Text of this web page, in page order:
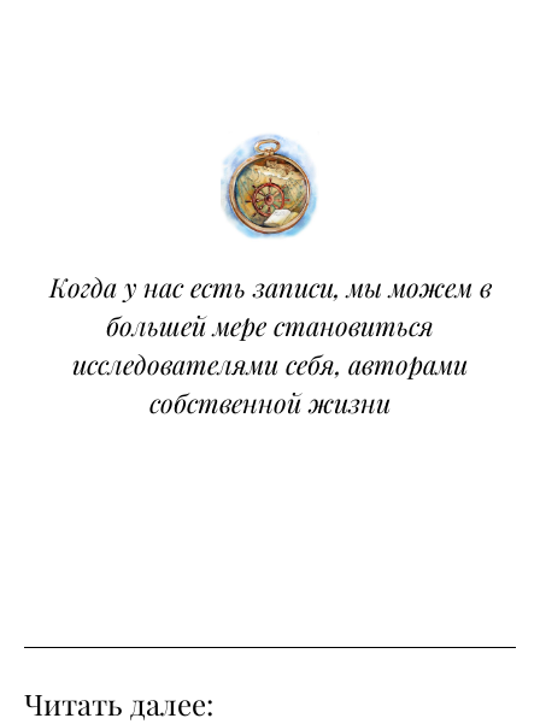
Когда у нас есть записи, мы можем в
большей мере становиться
исследователями себя, авторами
собственной жизни
Читать далее: